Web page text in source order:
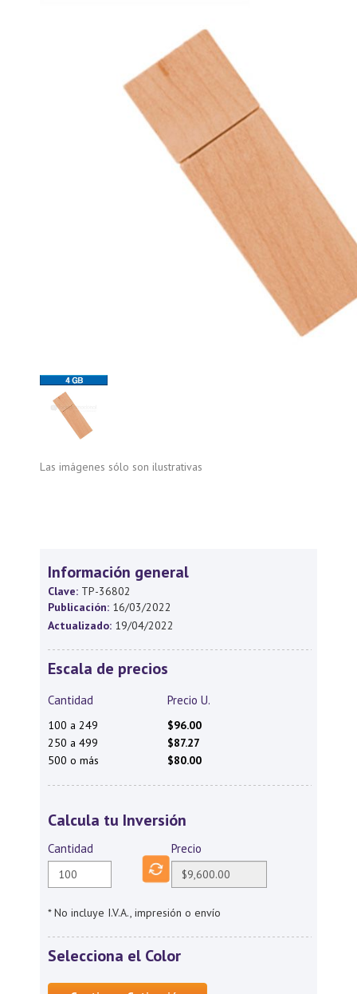
Las imágenes sólo son ilustrativas
Información general
Clave: TP-36802
Publicación: 16/03/2022
Actualizado: 19/04/2022
Escala de precios
Cantidad Precio U.
100 a 249
$96.00
250 a 499
$87.27
500 o más
$80.00
Calcula tu Inversión
Cantidad Precio
* No incluye I.V.A., impresión o envío
Selecciona el Color